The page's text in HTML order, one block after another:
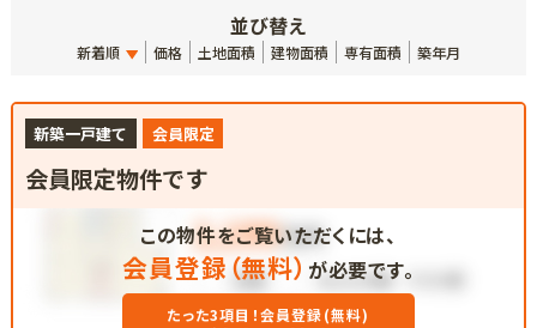
並び替え
新着順 価格 土地面積 建物面積 専有面積 築年月
新築一戸建て 会員限定
会員限定物件です
この物件をご覧いただくには、
会員登録（無料） が必要です。
たった3項目！会員登録(無料)